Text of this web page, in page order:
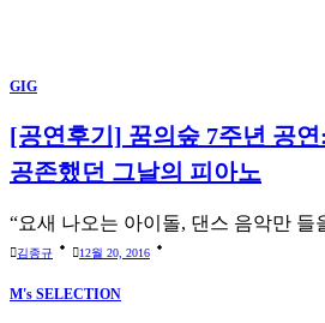
GIG
[공연후기] 꿈의숲 7주년 공
공존했던 그날의 피아노
“요새 나오는 아이돌, 댄스 음악만 들
김종규 12월 20, 2016
M's SELECTION